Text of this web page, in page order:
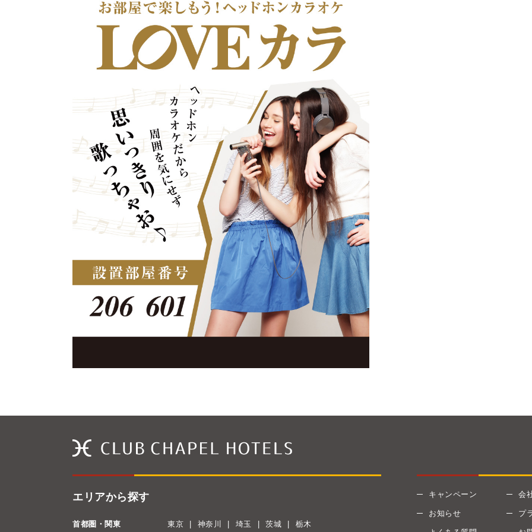
エリアから探す
首都圏・関東 東京 神奈川 埼玉 茨城 栃木
キャンペーン
お知らせ
会
プ